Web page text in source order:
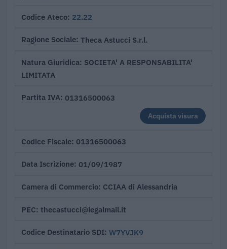
Codice Ateco 22.22
Ragione Sociale Theca Astucci S.r.l.
Natura Giuridica SOCIETA' A RESPONSABILITA'
LIMITATA
Partita IVA 01316500063
Acquista visura
Codice Fiscale 01316500063
Data Iscrizione 01/09/1987
Camera di Commercio CCIAA di Alessandria
PEC thecastucci@legalmail.it
Codice Destinatario SDI W7YVJK9